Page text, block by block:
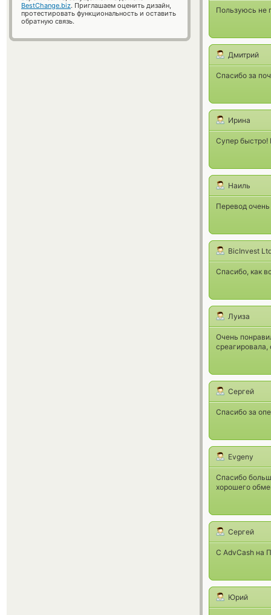
Пользуюсь не
Дмитрий
Спасибо за
Ирина
Супер быстро!
Наиль
Перевод
BicInvest
Спасибо, как
Луиза
Очень
среагировала,
Сергей
Спасибо за
Evgeny
Спасибо
хорошего
Сергей
C AdvCash на
Юрий
BestChange.biz. Приглашаем оценить дизайн,
протестировать функциональность и оставить
обратную связь.